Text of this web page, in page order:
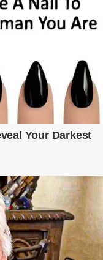
bao giờ nghĩ mình sẽ
là sợ… chính chồng
về muộn, thậm chí có
vắng lặng, Trí ném